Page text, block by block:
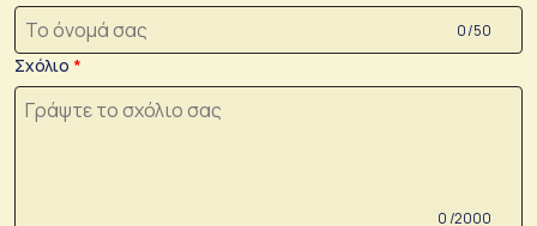
0 /50
Σχόλιο
0 /2000